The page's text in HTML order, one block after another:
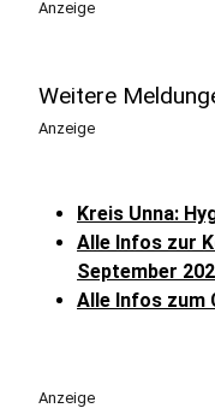
Anzeige
Weitere
Anzeige
Kreis Unna:
Alle Infos zur
September
Alle Infos zum
Anzeige